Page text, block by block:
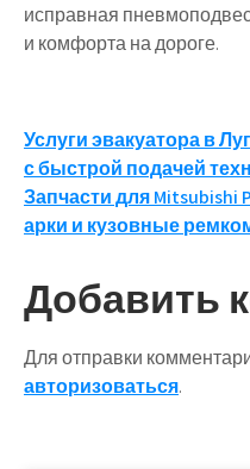
исправная
и комфорта на дороге.
Навигация
по
записям
Услуги эвакуатора в
с быстрой подачей
Запчасти для Mitsubishi
арки и кузовные
Добавить
Для отправки
авторизоваться.